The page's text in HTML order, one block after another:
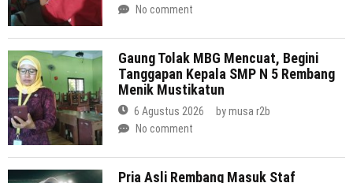
No comment
Gaung Tolak MBG Mencuat, Begini
Tanggapan Kepala SMP N 5 Rembang
Menik Mustikatun
6 Agustus 2026 bymusa r2b
No comment
Pria Asli Rembang Masuk Staf